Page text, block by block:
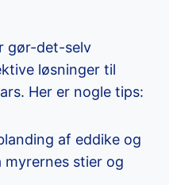
gør-det-selv
løsninger til
Her er nogle tips:
af eddike og
myrernes stier og